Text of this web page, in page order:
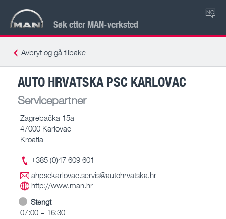
Søk etter MAN-verksted
NO
Avbryt og gå tilbake
AUTO HRVATSKA PSC KARLOVAC
Servicepartner
Zagrebačka 15a
47000 Karlovac
Kroatia
+385 (0)47 609 601
ahpsckarlovac.servis@autohrvatska.hr
http://www.man.hr
Stengt
07:00 – 16:30